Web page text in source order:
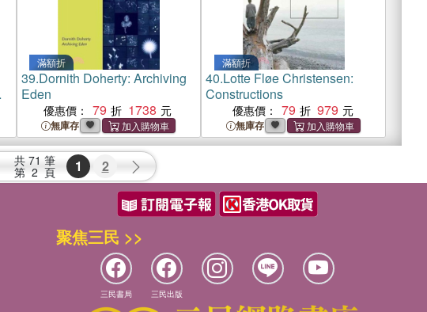
滿額折
39.Dornith Doherty: Archiving
Eden
優惠價： 79 1738
無庫存
滿額折
40.Lotte Fløe Christensen:
Constructions
優惠價： 79 979
無庫存
共 71 筆
第 2 頁 1 2
聚焦三民 >>
三民書局 三民出版